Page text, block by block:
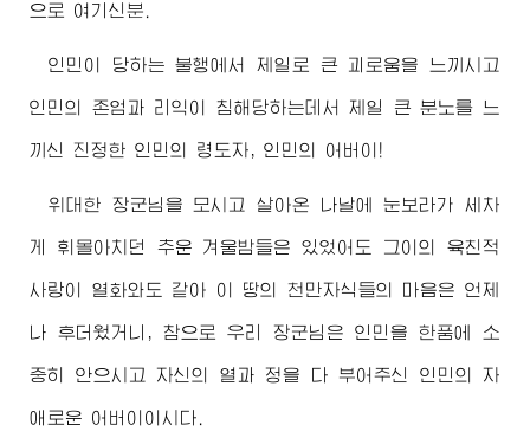
으로 여기신분.
인민이 당하는 불행에서 제일로 큰 괴로움을 느끼시고
인민의 존엄과 리익이 침해당하는데서 제일 큰 분노를 느
끼신 진정한 인민의 령도자 , 인민의 어버이 !
위대한 장군님 을 모시고 살아온 나날에 눈보라가 세차
게 휘몰아치던 추운 겨울밤들은 있었어도 그이의 육친적
사랑이 열화와도 같아 이 땅의 천만자식들의 마음은 언제
나 후더웠거니, 참으로 우리 장군님 은 인민을 한품에 소
중히 안으시고 자신의 열과 정을 다 부어주신 인민의 자
애로운 어버이 이시다.